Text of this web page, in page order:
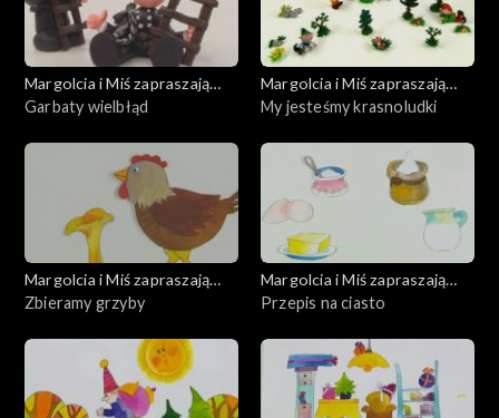
Margolcia i Miś zapraszają
dziś
Garbaty wielbłąd
Margolcia i Miś zapraszają
dziś
My jesteśmy krasnoludki
Margolcia i Miś zapraszają
dziś
Zbieramy grzyby
Margolcia i Miś zapraszają
dziś
Przepis na ciasto